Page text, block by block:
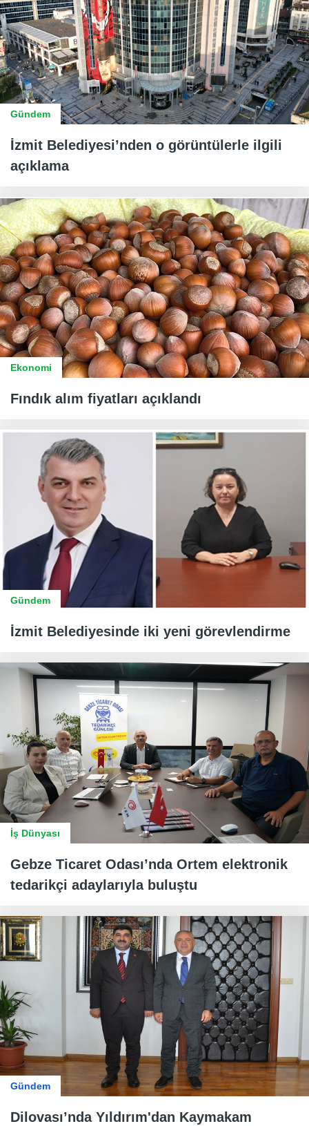
Gündem
İzmit Belediyesi’nden o görüntülerle ilgili
açıklama
Ekonomi
Fındık alım fiyatları açıklandı
Gündem
İzmit Belediyesinde iki yeni görevlendirme
İş Dünyası
Gebze Ticaret Odası’nda Ortem elektronik
tedarikçi adaylarıyla buluştu
Gündem
Dilovası’nda Yıldırım'dan Kaymakam